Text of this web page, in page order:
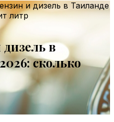
и дизель в Таиланде
литр
в
сколько